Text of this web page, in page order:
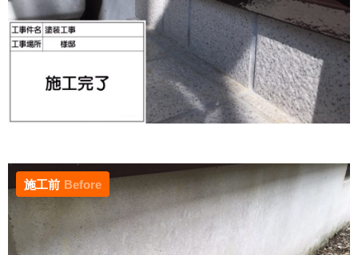
施工前 Before